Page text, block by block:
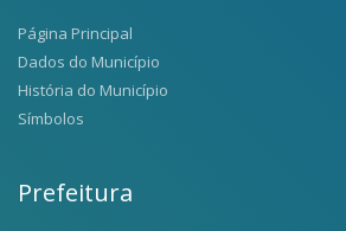
Página Principal
Dados do Município
História do Município
Símbolos
Prefeitura